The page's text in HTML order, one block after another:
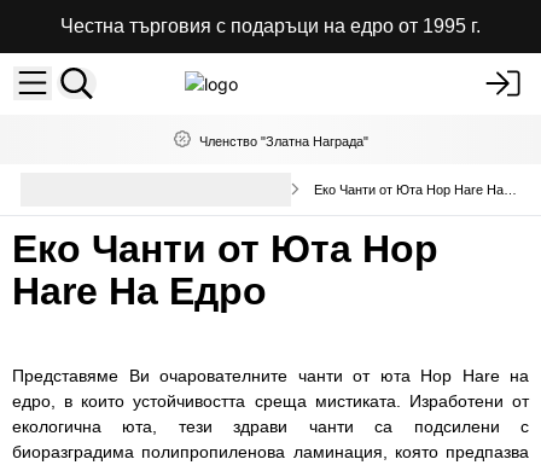
Честна търговия с подаръци на едро от 1995 г.
Членство "Златна Награда"
Еко Чанти от Юта Hop
Hare На Едро
Представяме Ви очарователните чанти от юта Hop Hare на
едро, в които устойчивостта среща мистиката. Изработени от
екологична юта, тези здрави чанти са подсилени с
биоразградима полипропиленова ламинация, която предпазва